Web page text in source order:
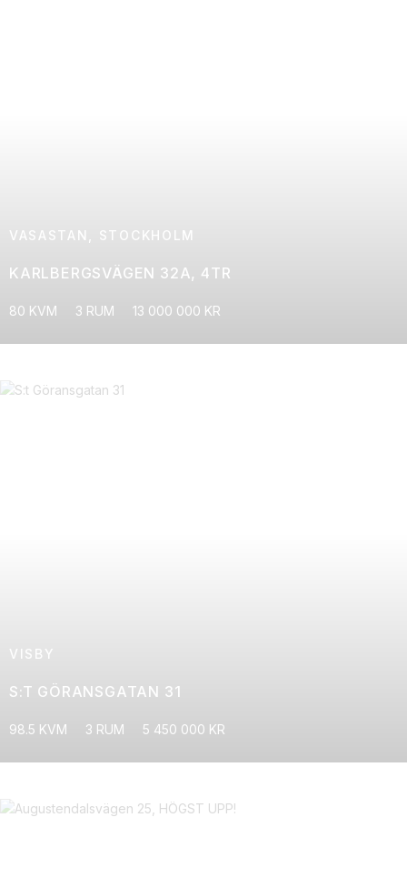
VASASTAN, STOCKHOLM
KARLBERGSVÄGEN 32A, 4TR
80 KVM 3 RUM 13 000 000 KR
VISBY
S:T GÖRANSGATAN 31
98.5 KVM 3 RUM 5 450 000 KR